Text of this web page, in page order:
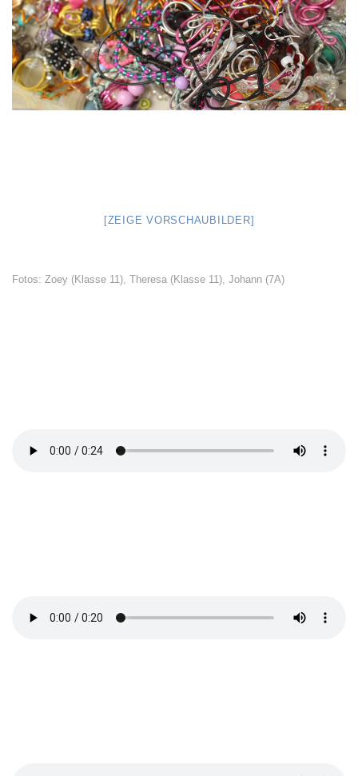
[ZEIGE VORSCHAUBILDER]
Fotos: Zoey (Klasse 11), Theresa (Klasse 11), Johann (7A)